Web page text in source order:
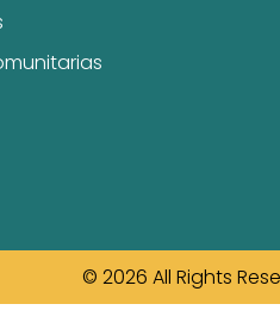
© 2026 All Rights